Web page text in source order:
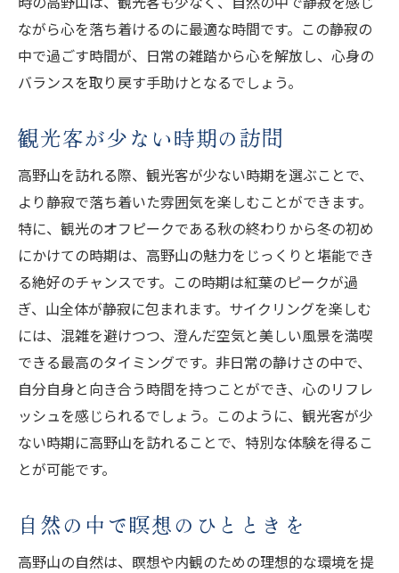
ながら心を落ち着けるのに最適な時間です。この静寂の
中で過ごす時間が、日常の雑踏から心を解放し、心身の
バランスを取り戻す手助けとなるでしょう。
観光客が少ない時期の訪問
高野山を訪れる際、観光客が少ない時期を選ぶことで、
より静寂で落ち着いた雰囲気を楽しむことができます。
特に、観光のオフピークである秋の終わりから冬の初め
にかけての時期は、高野山の魅力をじっくりと堪能でき
る絶好のチャンスです。この時期は紅葉のピークが過
ぎ、山全体が静寂に包まれます。サイクリングを楽しむ
には、混雑を避けつつ、澄んだ空気と美しい風景を満喫
できる最高のタイミングです。非日常の静けさの中で、
自分自身と向き合う時間を持つことができ、心のリフレ
ッシュを感じられるでしょう。このように、観光客が少
ない時期に高野山を訪れることで、特別な体験を得るこ
とが可能です。
自然の中で瞑想のひとときを
高野山の自然は、瞑想や内観のための理想的な環境を提